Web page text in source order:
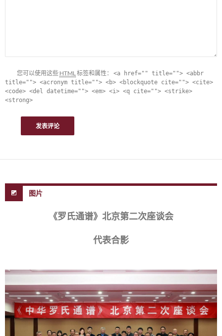
您可以使用这些 HTML标签和属性： <a href="" title=""> <abbr
title=""> <acronym title=""> <b> <blockquote cite=""> <cite>
<code> <del datetime=""> <em> <i> <q cite=""> <strike>
<strong>
图片
《罗氏通谱》北京第二次座谈会
代表合影